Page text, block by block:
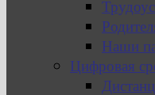
Наши
Цифровая